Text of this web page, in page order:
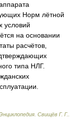
Норм лётной
условий
на основании
расчётов,
типа НЛГ.
Свищёв Г. Г.